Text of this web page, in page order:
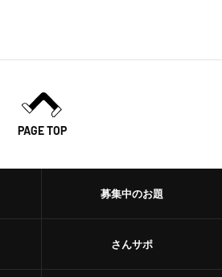
PAGE TOP
募集中のお題
さんサポ